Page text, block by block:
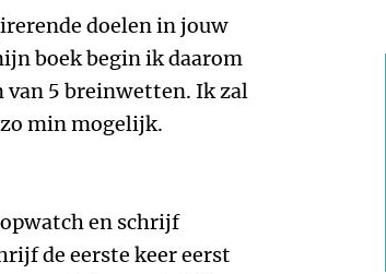
doelen in jouw
boek begin ik daarom
van 5 breinwetten. Ik zal
min mogelijk.
en schrijf
de eerste keer eerst